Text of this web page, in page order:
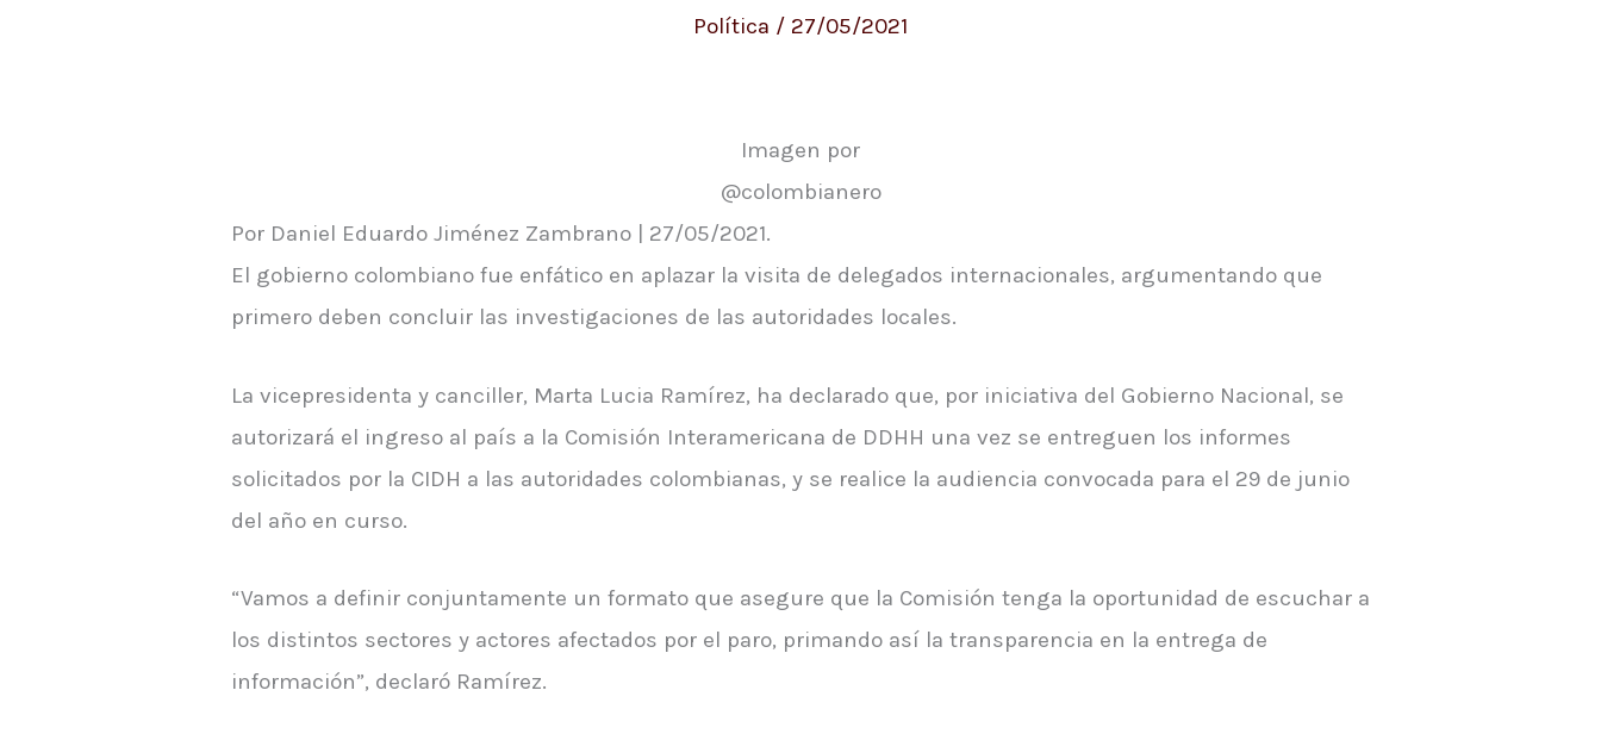
Política / 27/05/2021
Imagen por
@colombianero
Por Daniel Eduardo Jiménez Zambrano | 27/05/2021.
El gobierno colombiano fue enfático en aplazar la visita de delegados internacionales, argumentando que
primero deben concluir las investigaciones de las autoridades locales.
La vicepresidenta y canciller, Marta Lucia Ramírez, ha declarado que, por iniciativa del Gobierno Nacional, se
autorizará el ingreso al país a la Comisión Interamericana de DDHH una vez se entreguen los informes
solicitados por la CIDH a las autoridades colombianas, y se realice la audiencia convocada para el 29 de junio
del año en curso.
“Vamos a definir conjuntamente un formato que asegure que la Comisión tenga la oportunidad de escuchar a
los distintos sectores y actores afectados por el paro, primando así la transparencia en la entrega de
información”, declaró Ramírez.